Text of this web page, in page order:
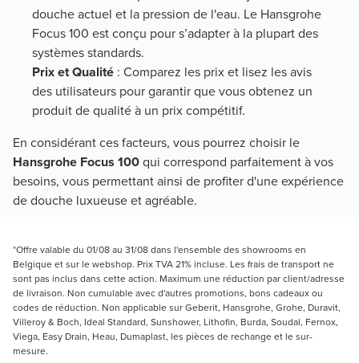
douche actuel et la pression de l'eau. Le Hansgrohe
Focus 100 est conçu pour s’adapter à la plupart des
systèmes standards.
Prix et Qualité : Comparez les prix et lisez les avis
des utilisateurs pour garantir que vous obtenez un
produit de qualité à un prix compétitif.
En considérant ces facteurs, vous pourrez choisir le
Hansgrohe Focus 100qui correspond parfaitement à vos
besoins, vous permettant ainsi de profiter d'une expérience
de douche luxueuse et agréable.
*Offre valable du 01/08 au 31/08 dans l'ensemble des showrooms en
Belgique et sur le webshop. Prix TVA 21% incluse. Les frais de transport ne
sont pas inclus dans cette action. Maximum une réduction par client/adresse
de livraison. Non cumulable avec d'autres promotions, bons cadeaux ou
codes de réduction. Non applicable sur Geberit, Hansgrohe, Grohe, Duravit,
Villeroy & Boch, Ideal Standard, Sunshower, Lithofin, Burda, Soudal, Fernox,
Viega, Easy Drain, Heau, Dumaplast, les pièces de rechange et le sur-
mesure.